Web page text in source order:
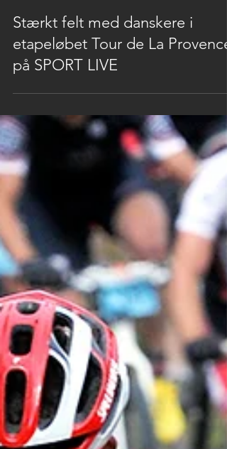
6. feb.
Stærkt felt med danskere i
etapeløbet Tour de La Provence
på SPORT LIVE